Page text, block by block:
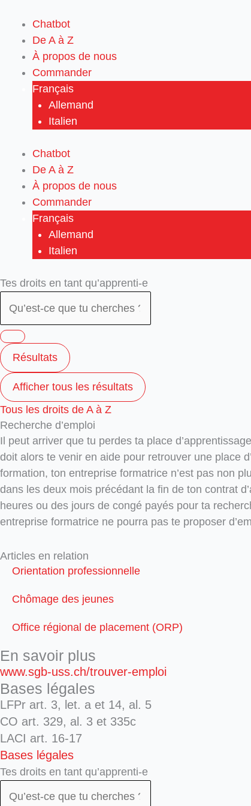
contenu
Chatbot
De A à Z
À propos de nous
Commander
Français
Allemand
Italien
Chatbot
De A à Z
À propos de nous
Commander
Français
Allemand
Italien
Tes droits en tant qu’apprenti-e
Search
Résultats
Afficher tous les résultats
Tous les droits de A à Z
Recherche d’emploi
Il peut arriver que tu perdes ta place
doit alors te venir en aide pour retrouver une place
formation, ton entreprise formatrice n’est pas non
dans les deux mois précédant la fin de ton contrat
heures ou des jours de congé payés pour ta
entreprise formatrice ne pourra pas te proposer
Articles en relation
Orientation professionnelle
Chômage des jeunes
Office régional de placement (ORP)
En savoir plus
www.sgb-uss.ch/trouver-emploi
Bases légales
LFPr art. 3, let. a et 14, al. 5
CO art. 329, al. 3 et 335c
LACI art. 16-17
Bases légales
Tes droits en tant qu’apprenti-e
Search